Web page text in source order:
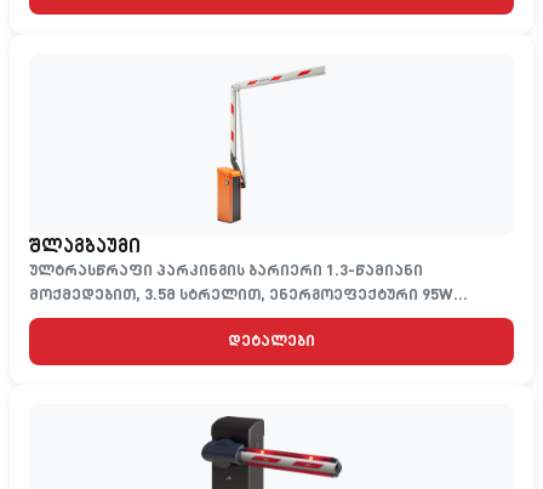
შლაგბაუმი
ულტრასწრაფი პარკინგის ბარიერი 1.3-წამიანი
მოქმედებით, 3.5მ სტრელით, ენერგოეფექტური 95W
დიზაინით, IP54 დაცვითა და -30°C-დან +55°C-მდე სამუშაო
დეტალები